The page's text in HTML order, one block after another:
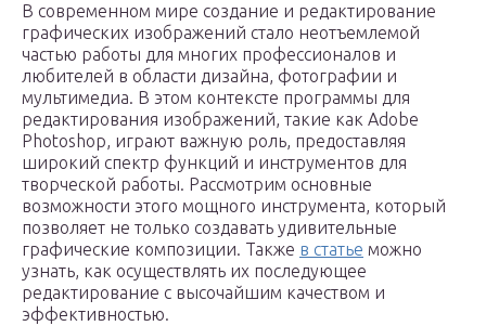
В современном мире создание и редактирование
графических изображений стало неотъемлемой
частью работы для многих профессионалов и
любителей в области дизайна, фотографии и
мультимедиа. В этом контексте программы для
редактирования изображений, такие как Adobe
Photoshop, играют важную роль, предоставляя
широкий спектр функций и инструментов для
творческой работы. Рассмотрим основные
возможности этого мощного инструмента, который
позволяет не только создавать удивительные
графические композиции. Также в статье можно
узнать, как осуществлять их последующее
редактирование с высочайшим качеством и
эффективностью.